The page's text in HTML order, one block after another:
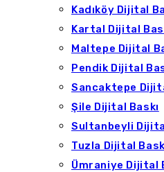
Kadıköy Dijital
Kartal Dijital
Maltepe Dijital
Pendik Dijital
Sancaktepe
Şile Dijital Baskı
Sultanbeyli
Tuzla Dijital
Ümraniye Dijital